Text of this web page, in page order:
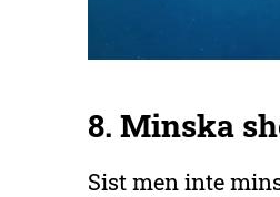
8. Minska
Sist men inte